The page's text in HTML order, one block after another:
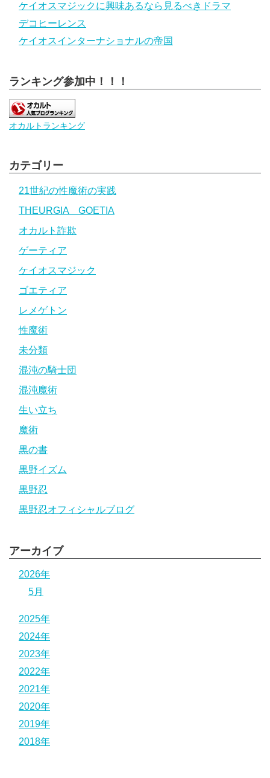
ケイオスマジックに興味あるなら見るべきドラマ
デコヒーレンス
ケイオスインターナショナルの帝国
ランキング参加中！！！
オカルトランキング
カテゴリー
21世紀の性魔術の実践
THEURGIA GOETIA
オカルト詐欺
ゲーティア
ケイオスマジック
ゴエティア
レメゲトン
性魔術
未分類
混沌の騎士団
混沌魔術
生い立ち
魔術
黒の書
黒野イズム
黒野忍
黒野忍オフィシャルブログ
アーカイブ
2026年
5月
2025年
2024年
2023年
2022年
2021年
2020年
2019年
2018年